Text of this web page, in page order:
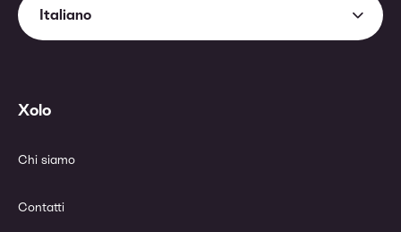
Italiano
Xolo
Chi siamo
Contatti